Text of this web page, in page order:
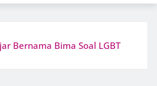
Bernama Bima Soal LGBT